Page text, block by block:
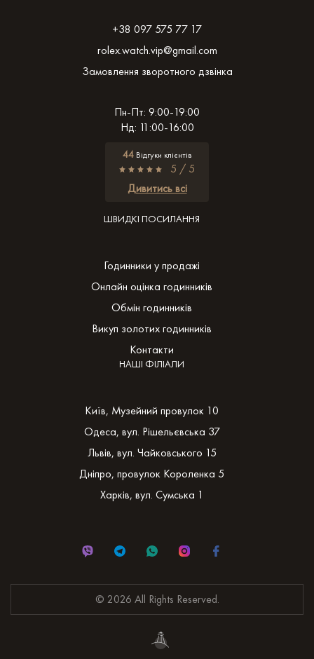
+38 097 575 77 17
rolex.watch.vip@gmail.com
Замовлення зворотного дзвінка
Пн-Пт: 9:00-19:00
Нд: 11:00-16:00
44Відгуки клієнтів
5 / 5
Дивитись всі
ШВИДКІ ПОСИЛАННЯ
Годинники у продажі
Онлайн оцінка годинників
Обмін годинників
Викуп золотих годинників
Контакти
НАШІ ФІЛІАЛИ
Київ, Музейний провулок 10
Одеса, вул. Рішельєвська 37
Львів, вул. Чайковського 15
Дніпро, провулок Короленка 5
Харків, вул. Сумська 1
© 2026 All Rights Reserved.